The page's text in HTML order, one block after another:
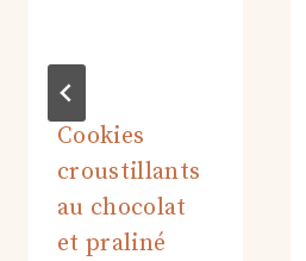
Cookies
croustillants
au chocolat
et praliné